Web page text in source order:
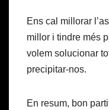
Ens cal millorar
millor i tindre més
volem solucionar
precipitar-nos.
En resum, bon